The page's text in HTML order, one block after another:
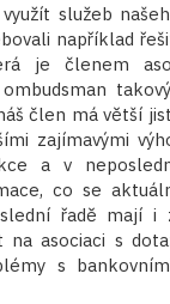
služeb
například
je členem
člen má větší
zajímavými
a v
co se
řadě mají i
asociaci s
s